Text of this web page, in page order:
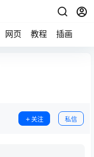
网页 教程 插画
关注 私信